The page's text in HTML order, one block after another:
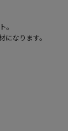
。
なります。